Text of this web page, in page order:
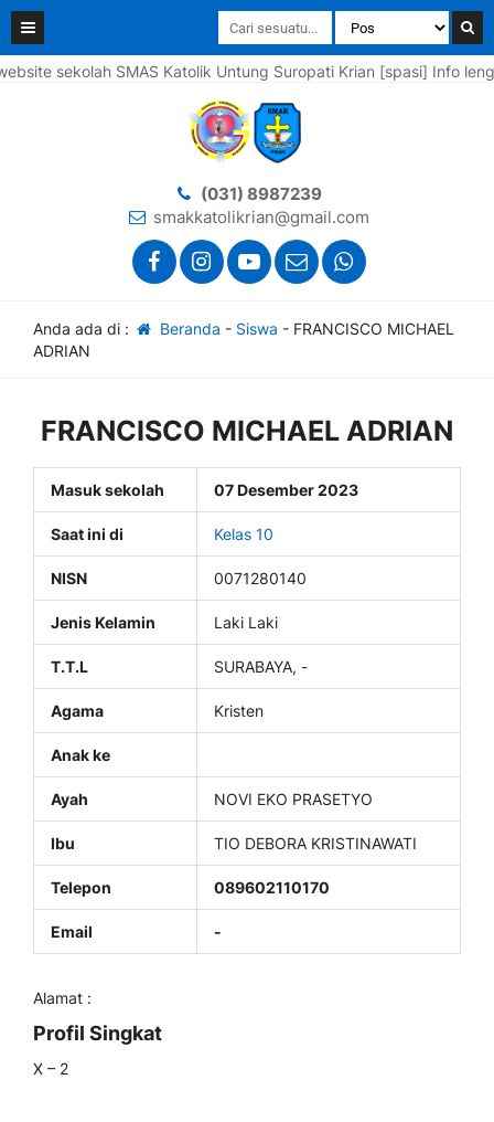
sekolah SMAS Katolik Untung Suropati Krian [spasi] Info
(031) 8987239
smakkatolikrian@gmail.com
Anda ada di : Beranda - Siswa - FRANCISCO MICHAEL
ADRIAN
FRANCISCO MICHAEL ADRIAN
Masuk sekolah 07 Desember 2023
Saat ini di Kelas 10
NISN 0071280140
Jenis Kelamin Laki Laki
T.T.L SURABAYA, -
Agama Kristen
Anak ke
Ayah NOVI EKO PRASETYO
Ibu TIO DEBORA KRISTINAWATI
Telepon 089602110170
Email -
Alamat :
Profil Singkat
X – 2